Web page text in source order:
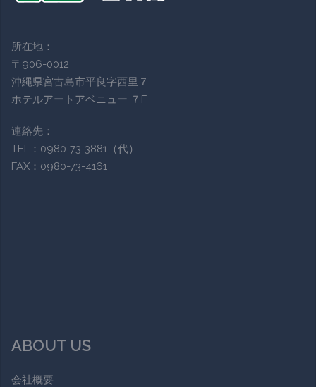
所在地：
〒906-0012
沖縄県宮古島市平良字西里７
ホテルアートアベニュー ７F
連絡先：
TEL：0980-73-3881（代）
FAX：0980-73-4161
ABOUT US
会社概要